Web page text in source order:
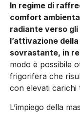
In regime di
comfort
radiante verso
l’attivazione
sovrastante, in
modo è possibile
frigorifera che
con elevati carichi
L’impiego della